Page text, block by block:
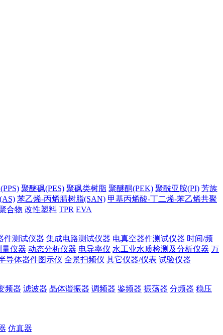
聚醚砜(PES) 聚砜类树脂 聚醚酮(PEK) 聚酰亚胺(PI) 芳族
苯乙烯-丙烯腈树脂(SAN) 甲基丙烯酸-丁二烯-苯乙烯共聚
合物 改性塑料 TPR EVA
件测试仪器 集成电路测试仪器 电真空器件测试仪器 时间/频
仪器 动态分析仪器 电导率仪 水工业水质检测及分析仪器 万
导体器件图示仪 全景扫频仪 其它仪器/仪表 试验仪器
频器 滤波器 晶体谐振器 调频器 鉴频器 振荡器 分频器 稳压
仿真器